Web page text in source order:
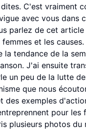
C'est vraiment
avec vous dans
parlez de cet
et les
la tendance de la
J'ai ensuite
un peu de la lutte
que nous
des exemples
pour les
plusieurs photos du